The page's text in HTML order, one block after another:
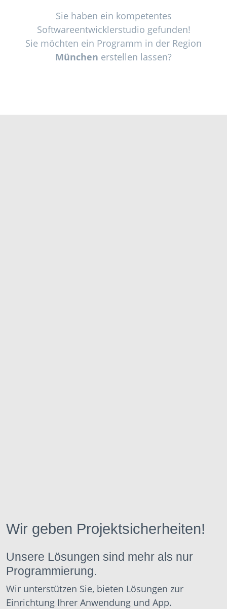
Sie haben ein kompetentes
Softwareentwicklerstudio gefunden!
Sie möchten ein Programm in der Region
München erstellen lassen?
Wir geben Projektsicherheiten!
Unsere Lösungen sind mehr als nur
Programmierung.
Wir unterstützen Sie, bieten Lösungen zur
Einrichtung Ihrer Anwendung und App.